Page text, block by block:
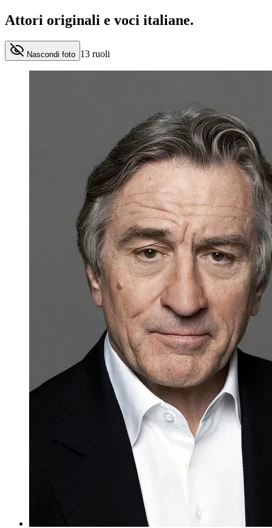
Attori originali e voci italiane.
Nascondi foto 13 ruoli